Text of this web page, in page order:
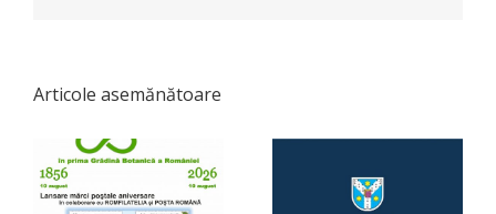
Articole asemănătoare